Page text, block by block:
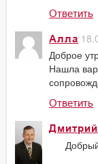
Ответить
Алла
Доброе
Нашла
Ответить
Дмитрий
Добрый